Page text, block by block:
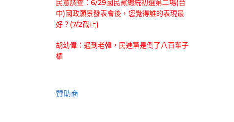
民意調查：6/29國民黨總統初選第二場(台
中)國政願景發表會後，您覺得誰的表現最
好？(7/2截止)
胡幼偉：遇到老韓，民進黨是倒了八百輩子
楣
贊助商